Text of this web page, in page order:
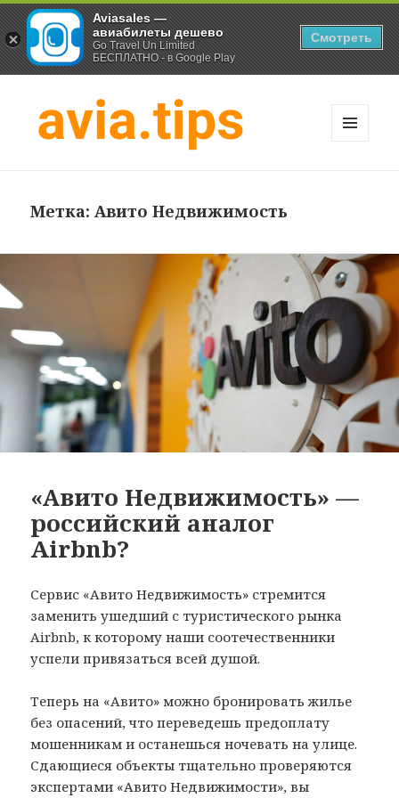
путешественников
Метка:Авито Недвижимость
«Авито Недвижимость» —
российский аналог
Airbnb?
Сервис «Авито Недвижимость» стремится
заменить ушедший с туристического рынка
Airbnb, к которому наши соотечественники
успели привязаться всей душой.
Теперь на «Авито» можно бронировать жилье
без опасений, что переведешь предоплату
мошенникам и останешься ночевать на улице.
Сдающиеся объекты тщательно проверяются
экспертами «Авито Недвижимости», вы
Aviasales —
авиабилеты дешево
Go Travel Un Limited
БЕСПЛАТНО - в Google Play
Смотреть